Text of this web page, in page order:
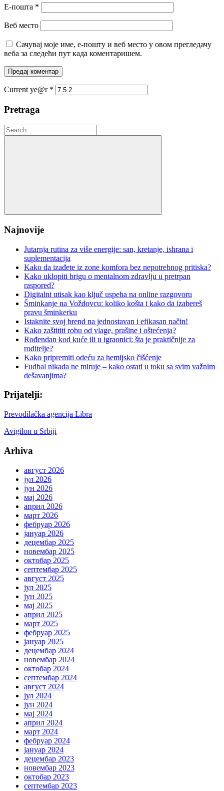
Е-пошта *
Веб место
Сачувај моје име, е-пошту и веб место у овом прегледачу
веба за следећи пут када коментаришем.
Current ye@r *
Pretraga
Search
for:
Search
Najnovije
Jutarnja rutina za više energije: san, kretanje, ishrana i
suplementacija
Kako da izađete iz zone komfora bez nepotrebnog pritiska?
Kako uklopiti brigu o mentalnom zdravlju u pretrpan
raspored?
Digitalni utisak kao ključ uspeha na online razgovoru
Šminkanje na Voždovcu: koliko košta i kako da izabereš
pravu šminkerku
Istaknite svoj brend na jednostavan i efikasan način!
Kako zaštititi robu od vlage, prašine i oštećenja?
Rođendan kod kuće ili u igraonici: šta je praktičnije za
roditelje?
Kako pripremiti odeću za hemijsko čišćenje
Fudbal nikada ne miruje – kako ostati u toku sa svim važnim
dešavanjima?
Prijatelji:
Prevodilačka agencija Libra
Avigilon u Srbiji
Arhiva
август 2026
јул 2026
јун 2026
мај 2026
април 2026
март 2026
фебруар 2026
јануар 2026
децембар 2025
новембар 2025
октобар 2025
септембар 2025
август 2025
јул 2025
јун 2025
мај 2025
април 2025
март 2025
фебруар 2025
јануар 2025
децембар 2024
новембар 2024
октобар 2024
септембар 2024
август 2024
јул 2024
јун 2024
мај 2024
април 2024
март 2024
фебруар 2024
јануар 2024
децембар 2023
новембар 2023
октобар 2023
септембар 2023